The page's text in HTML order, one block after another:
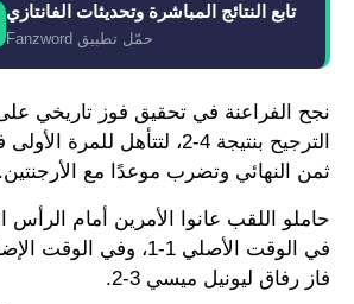
تابع النتائج المباشرة وتحديثات الفانتازي
حمّل تطبيق Fanzword
نجح الفراعنة في تحقيق فوز تاريخي على
الترجيح بنتيجة 4-2، لتتأهل
ثمن النهائي وتضرب موعدًا مع الأرجنتين.
حاملو اللقب عانوا الأمرين أمام الرأس
في الوقت الأصلي 1-1، وفي
فاز رفاق ليونيل ميسي 3-2.